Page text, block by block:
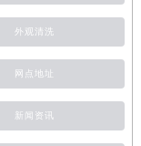
外观清洗
网点地址
新闻资讯